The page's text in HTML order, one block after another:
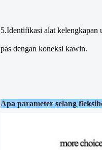
5.Identifikasi alat
pas dengan koneksi kawin.
Apa parameter selang